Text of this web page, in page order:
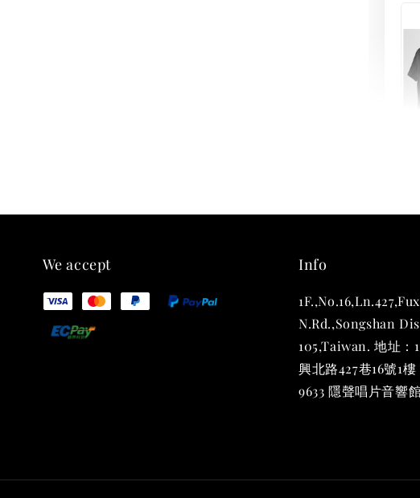
We accept Info
N.Rd.,Songshan
105,Taiwan. 地址：
興北路427巷16號1
9633 隱聲唱片音響